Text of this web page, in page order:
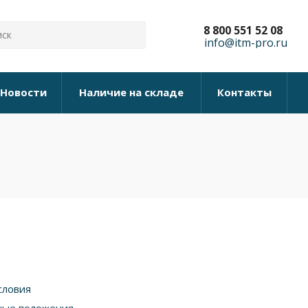
8 800 551 52 08
info@itm-pro.ru
Новости Наличие на складе Контакты